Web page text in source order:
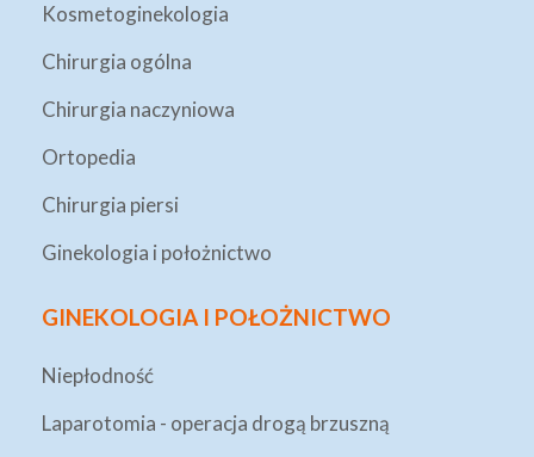
Kosmetoginekologia
Chirurgia ogólna
Chirurgia naczyniowa
Ortopedia
Chirurgia piersi
Ginekologia i położnictwo
GINEKOLOGIA I POŁOŻNICTWO
Niepłodność
Laparotomia - operacja drogą brzuszną